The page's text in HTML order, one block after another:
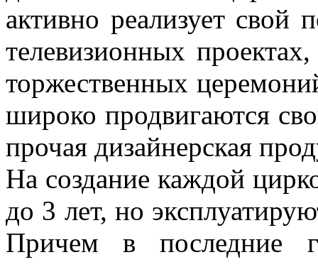
активно реализует
телевизионных
торжественных
широко продвигаются
прочая дизайнерская
На создание каждой
до 3 лет, но
Причем в последние